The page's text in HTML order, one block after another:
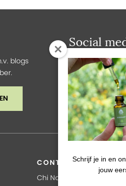
blogs
Social
CONTACT
Chi Natural LIfe
Schrijf je in en
jouw